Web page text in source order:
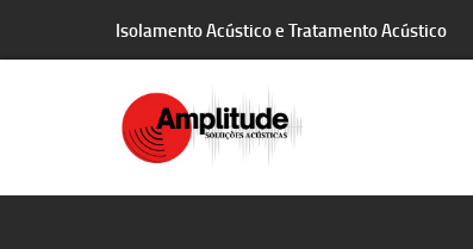
Isolamento Acústico e Tratamento Acústico